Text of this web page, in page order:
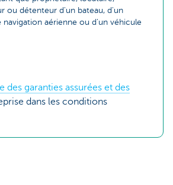
ou détenteur d'un bateau, d'un
navigation aérienne ou d'un véhicule
des garanties assurées et des
dans les conditions